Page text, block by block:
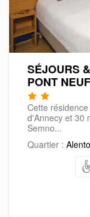
SÉJOURS
PONT NEUF
Cette
d'Annecy et 30
Semno...
Quartier :